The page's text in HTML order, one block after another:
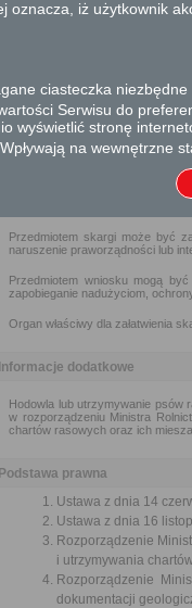
opłata skarbowa za
odwoławczy
Od decyzji udzielającej
odwołanie do właściwego
terminie 14 dni od daty jej
Przedmiotem skargi może być
naruszenie praworządności lub
Przedmiotem wniosku mogą
zapobieganie nadużyciom,
Organ właściwy dla załatwienia
Informacje dodatkowe
Hodowla lub utrzymywanie psów
w rozporządzeniu Ministra
chartów rasowych oraz ich
Podstawa prawna
Ustawa z dnia 14
Ustawa z dnia 16
Rozporządzenie
i utrzymywania
Rozporządzenie
dokumentacji
oznacza, iż użytkownik
ciasteczka
Serwisu do
wyświetlić stronę
na wewnętrzne